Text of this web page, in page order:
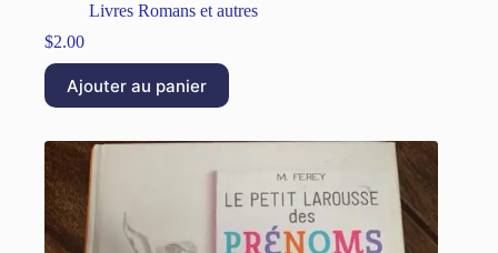
Livres Romans et autres
$2.00
Ajouter au panier